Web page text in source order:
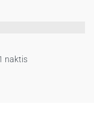
naktis